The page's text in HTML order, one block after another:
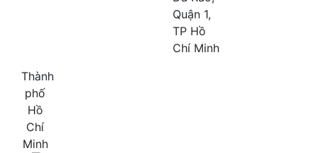
Quận 1,
TP Hồ
Chí Minh
Thành
phố
Hồ
Chí
Minh